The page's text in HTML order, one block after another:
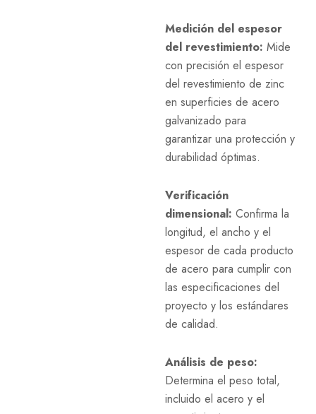
Medición del espesor
del revestimiento: Mide
con precisión el espesor
del revestimiento de zinc
en superficies de acero
galvanizado para
garantizar una protección y
durabilidad óptimas.
Verificación
dimensional: Confirma la
longitud, el ancho y el
espesor de cada producto
de acero para cumplir con
las especificaciones del
proyecto y los estándares
de calidad.
Análisis de peso:
Determina el peso total,
incluido el acero y el